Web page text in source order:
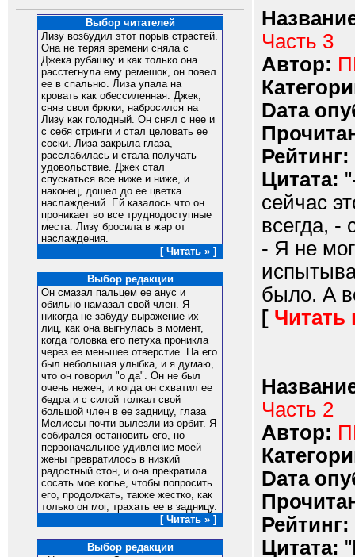
Выбор читателей
Лизу возбудил этот порыв страстей.
Она не теряя времени сняла с
Джека рубашку и как только она
расстегнула ему ремешок, он повел
ее в спальню. Лиза упала на
кровать как обессиленная. Джек,
сняв свои брюки, набросился на
Лизу как голодный. Он снял с нее и
с себя стринги и стал целовать ее
соски. Лиза закрыла глаза,
расслабилась и стала получать
удовольствие. Джек стал
спускаться все ниже и ниже, и
наконец, дошел до ее цветка
наслаждений. Ей казалось что он
проникает во все труднодоступные
места. Лизу бросила в жар от
наслаждения.
[ Читать » ]
Выбор редакции
Он смазал пальцем ее анус и
обильно намазал свой член. Я
никогда не забуду выражение их
лиц, как она выгнулась в момент,
когда головка его петуха проникла
через ее меньшее отверстие. На его
был небольшая улыбка, и я думаю,
что он говорил "о да". Он не был
очень нежен, и когда он схватил ее
бедра и с силой толкал свой
большой член в ее задницу, глаза
Мелиссы почти вылезли из орбит. Я
собирался остановить его, но
первоначальное удивление моей
жены превратилось в низкий
радостный стон, и она прекратила
сосать мое копье, чтобы попросить
его, продолжать, также жестко, как
только он мог, трахать ее в задницу.
[ Читать » ]
Выбор редакции
Часть 3
Автор:
Dата
Рейтинг:
Цитата:
сейчас
всегда, -
- Я не
было. А
[ Читать
Часть 2
Автор:
Dата
Рейтинг:
Цитата: